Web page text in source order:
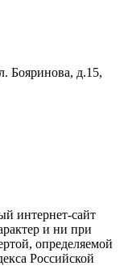
Бояринова, д.15,
интернет-сайт
и ни при
определяемой
Российской